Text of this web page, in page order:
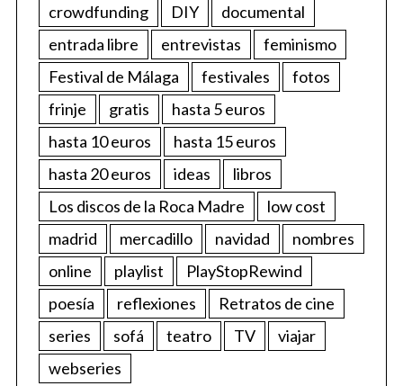
crowdfunding
DIY
documental
entrada libre
entrevistas
feminismo
Festival de Málaga
festivales
fotos
frinje
gratis
hasta 5 euros
hasta 10 euros
hasta 15 euros
hasta 20 euros
ideas
libros
Los discos de la Roca Madre
low cost
madrid
mercadillo navidad
nombres
online
playlist
PlayStopRewind
poesía
reflexiones
Retratos de cine
series
sofá teatro TV
viajar
webseries